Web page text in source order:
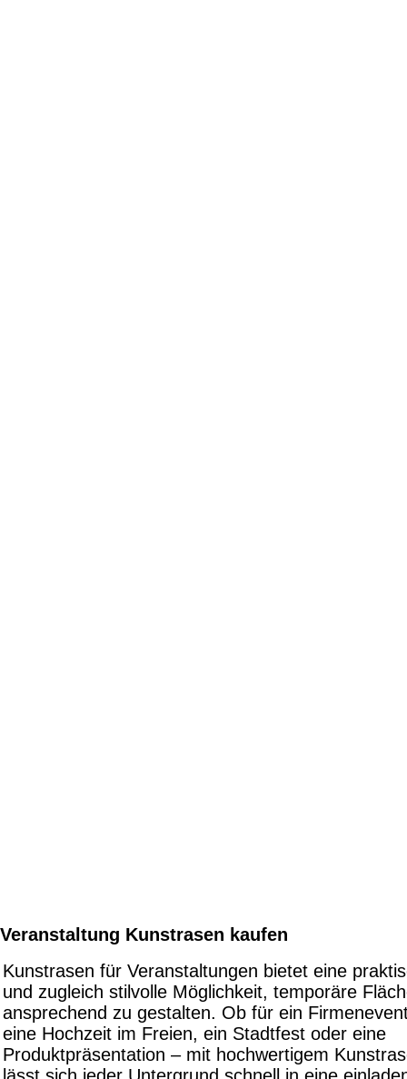
Veranstaltung Kunstrasen kaufen
Kunstrasen für Veranstaltungen bietet eine
und zugleich stilvolle Möglichkeit, temporäre
ansprechend zu gestalten. Ob für ein
eine Hochzeit im Freien, ein Stadtfest oder eine
Produktpräsentation – mit hochwertigem